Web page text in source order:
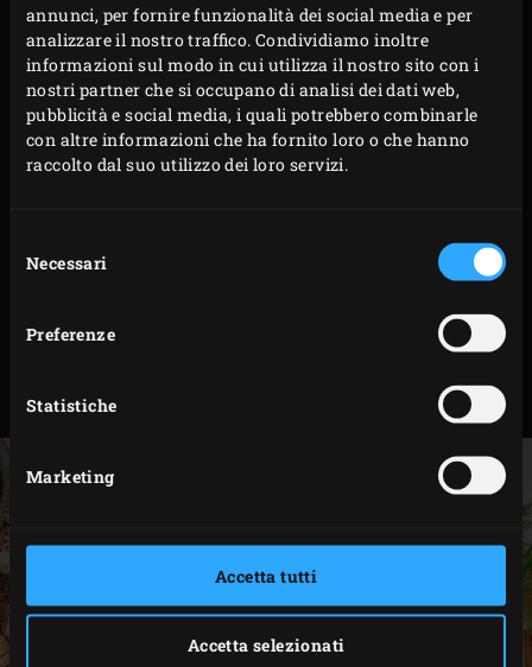
annunci, per fornire funzionalità dei social media e per
analizzare il nostro traffico. Condividiamo inoltre
informazioni sul modo in cui utilizza il nostro sito con i
nostri partner che si occupano di analisi dei dati web,
pubblicità e social media, i quali potrebbero combinarle
con altre informazioni che ha fornito loro o che hanno
raccolto dal suo utilizzo dei loro servizi.
delNecessari
Preferenze
Statistiche
Marketing
Accetta tutti
Accetta selezionati
scalogno.
PREPARAZIONE
Riscaldare l’olio d’oliva nella casseruola in ghisa.
diventeranno trasparenti.
e versare il contenuto in una ciotola, mescolare poi
marino a piacere.